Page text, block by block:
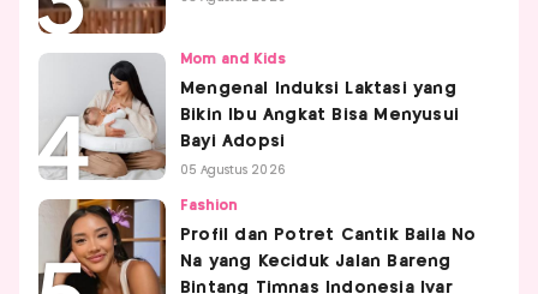
Mom and Kids
Mengenal Induksi Laktasi yang
Bikin Ibu Angkat Bisa Menyusui
Bayi Adopsi
05 Agustus 2026
Fashion
Profil dan Potret Cantik Baila No
Na yang Keciduk Jalan Bareng
Bintang Timnas Indonesia Ivar